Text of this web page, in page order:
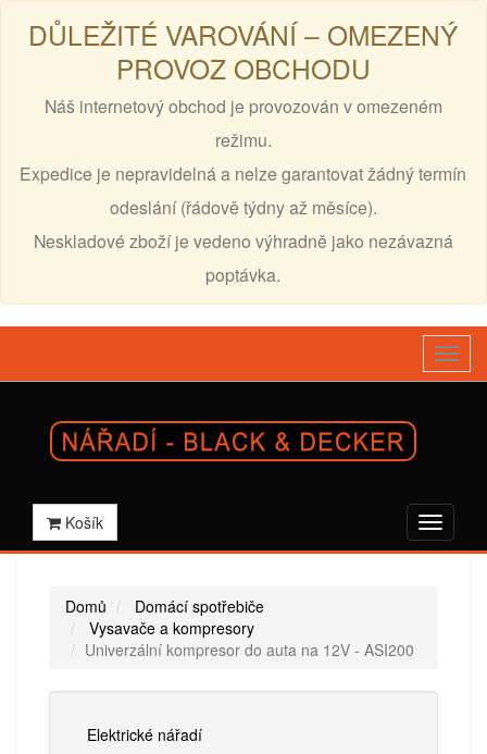
DŮLEŽITÉ VAROVÁNÍ – OMEZENÝ
PROVOZ OBCHODU
Náš internetový obchod je provozován v omezeném
režimu.
Expedice je nepravidelná a nelze garantovat žádný termín
odeslání (řádově týdny až měsíce).
Neskladové zboží je vedeno výhradně jako nezávazná
poptávka.
Košík
Domů
Domácí spotřebiče
Vysavače a kompresory
Univerzální kompresor do auta na 12V - ASI200
Elektrické nářadí